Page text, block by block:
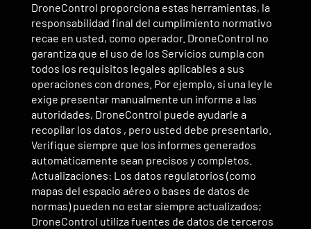
DroneControl proporciona estas herramientas, la
responsabilidad final del cumplimiento normativo
recae en usted, como operador. DroneControl no
garantiza que el uso de los Servicios cumpla con
todos los requisitos legales aplicables a sus
operaciones con drones. Por ejemplo, si una ley le
exige presentar manualmente un informe a las
autoridades, DroneControl puede ayudarle a
recopilar los datos , pero usted debe presentarlo.
Verifique siempre que los informes generados
automáticamente sean precisos y completos.
Actualizaciones: Los datos regulatorios (como
mapas del espacio aéreo o bases de datos de
normas) pueden no estar siempre actualizados;
DroneControl utiliza fuentes de datos de terceros